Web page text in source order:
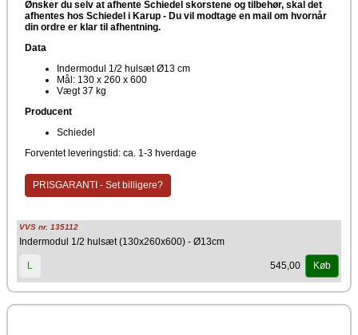
Ønsker du selv at afhente Schiedel skorstene og tilbehør, skal det
afhentes hos Schiedel i Karup - Du vil modtage en mail om hvornår
din ordre er klar til afhentning.
Data
Indermodul 1/2 hulsæt Ø13 cm
Mål: 130 x 260 x 600
Vægt 37 kg
Producent
Schiedel
Forventet leveringstid: ca. 1-3 hverdage
PRISGARANTI - Set billigere?
VVS nr. 135112
Indermodul 1/2 hulsæt (130x260x600) - Ø13cm
L 545,00 Køb